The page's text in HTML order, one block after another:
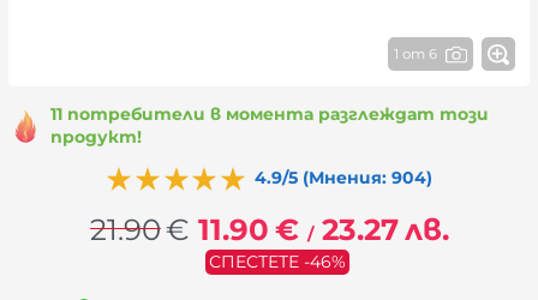
1 от 6
11 потребители в момента разглеждат този
продукт!
4.9/5 (Мнения: 904)
21.90€ 11.90 € / 23.27лв.
СПЕСТЕТЕ -46%